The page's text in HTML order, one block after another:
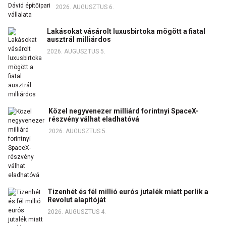
2026. AUGUSZTUS 6.
Lakásokat vásárolt luxusbirtoka mögött a fiatal
ausztrál milliárdos
2026. AUGUSZTUS 5.
Közel negyvenezer milliárd forintnyi SpaceX-
részvény válhat eladhatóvá
2026. AUGUSZTUS 5.
Tizenhét és fél millió eurós jutalék miatt perlik a
Revolut alapítóját
2026. AUGUSZTUS 4.